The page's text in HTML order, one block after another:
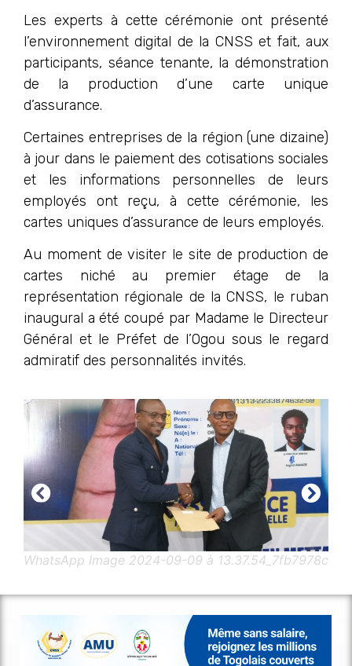
Les experts à cette cérémonie ont présenté
l’environnement digital de la CNSS et fait, aux
participants, séance tenante, la démonstration
de la production d’une carte unique
d’assurance.
Certaines entreprises de la région (une dizaine)
à jour dans le paiement des cotisations sociales
et les informations personnelles de leurs
employés ont reçu, à cette cérémonie, les
cartes uniques d’assurance de leurs employés.
Au moment de visiter le site de production de
cartes niché au premier étage de la
représentation régionale de la CNSS, le ruban
inaugural a été coupé par Madame le Directeur
Général et le Préfet de l’Ogou sous le regard
admiratif des personnalités invités.
WhatsApp Image 2024-09-09 à 13.37.54_7fb7978c